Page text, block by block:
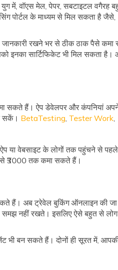
में, वॉएस मेल, पेपर, सबटाइटल वगैरह
पोर्टल के माध्यम से मिल सकता है जैसे,
जानकारी रखने भर से ठीक ठाक पैसे कमा
इनका सार्टिफिकेट भी मिल सकता है।
सकते हैं। ऐप डेवेलपर और कंपनियां
सकें। BetaTesting Tester Work
ऐप या वेबसाइट के लोगों तक पहुंचने से
से ₹3000 तक कमा सकते हैं।
हैं। अब ट्रेवेल बुकिंग ऑनलाइन की
समझ नहीं रखते। इसलिए ऐसे बहुत से
बन सकते हैं। दोनों ही सूरत में,